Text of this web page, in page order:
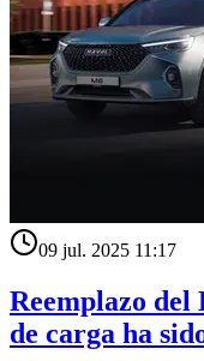
09 jul. 2025 11:17
Reemplazo
de carga ha